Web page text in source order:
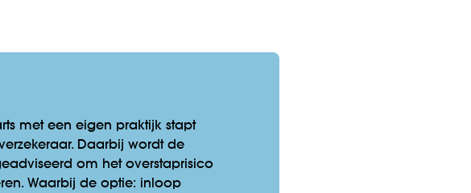
met een eigen praktijk stapt
Daarbij wordt de
om het overstaprisico
Waarbij de optie: inloop